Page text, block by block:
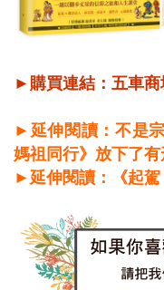
►購買連結： 五車商
►延伸閱讀：不是
媽祖同行》放下了
►延伸閱讀：《起駕